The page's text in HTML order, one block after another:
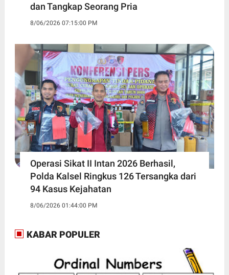
dan Tangkap Seorang Pria
8/06/2026 07:15:00 PM
Operasi Sikat II Intan 2026 Berhasil,
Polda Kalsel Ringkus 126 Tersangka dari
94 Kasus Kejahatan
8/06/2026 01:44:00 PM
KABAR POPULER